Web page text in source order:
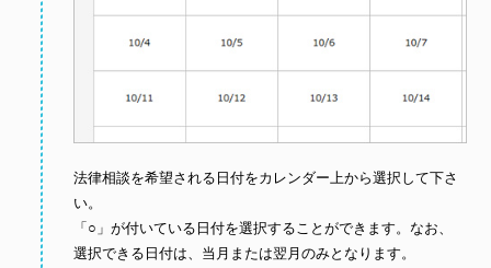
法律相談を希望される日付をカレンダー上から選択して下さ
い。
「○」が付いている日付を選択することができます。なお、
選択できる日付は、当月または翌月のみとなります。